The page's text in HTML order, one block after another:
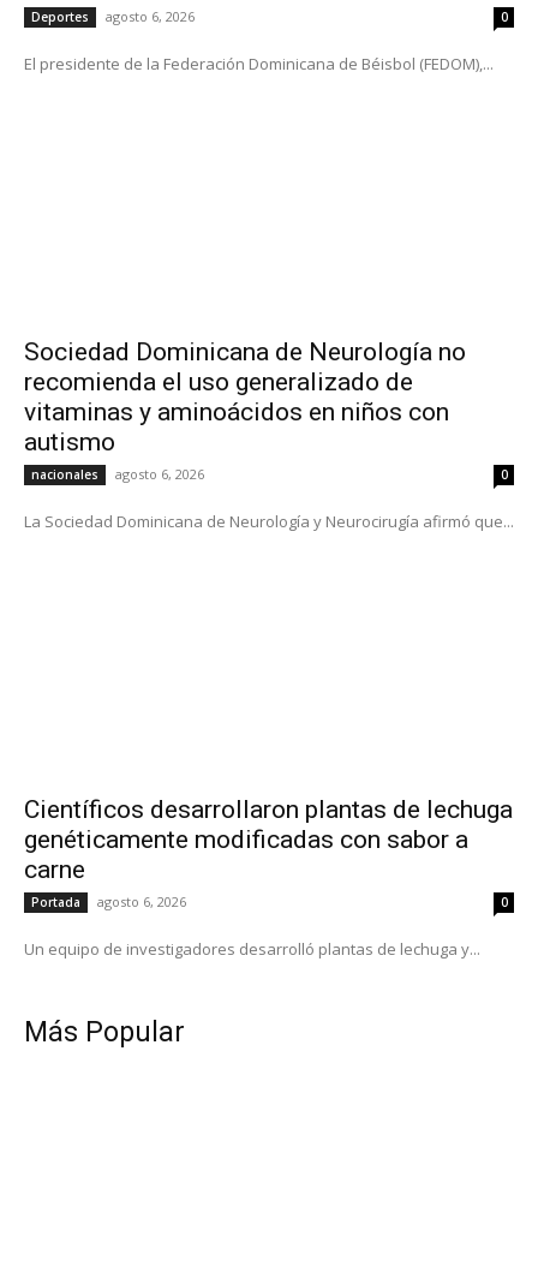
Deportes agosto 6, 2026 0
El presidente de la Federación Dominicana de Béisbol (FEDOM),...
Sociedad Dominicana de Neurología no
recomienda el uso generalizado de
vitaminas y aminoácidos en niños con
autismo
nacionales agosto 6, 2026 0
La Sociedad Dominicana de Neurología y Neurocirugía afirmó que...
Científicos desarrollaron plantas de lechuga
genéticamente modificadas con sabor a
carne
Portada agosto 6, 2026 0
Un equipo de investigadores desarrolló plantas de lechuga y...
Más Popular